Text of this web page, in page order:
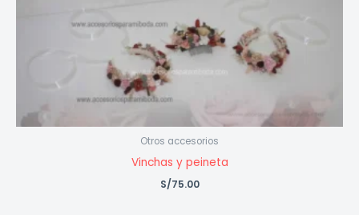
Otros accesorios
Vinchas y peineta
S/75.00